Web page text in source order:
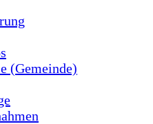
(Gemeinde)